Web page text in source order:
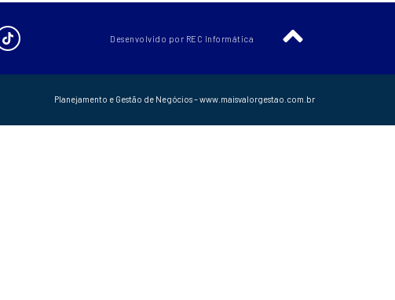
Desenvolvido por REC Informática
Planejamento e Gestão de Negócios – www.maisvalorgestao.com.br